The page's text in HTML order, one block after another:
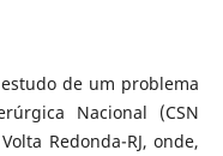
de um problema
Nacional (CSN
Redonda-RJ, onde,